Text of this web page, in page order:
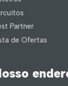
Partner
de Ofertas